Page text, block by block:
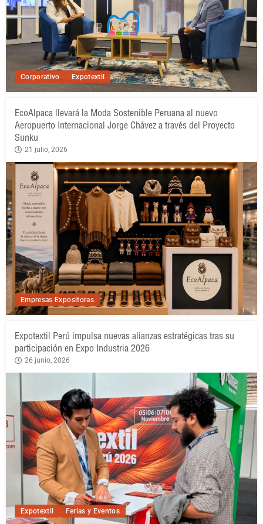
Corporativo Expotextil
Empresas Expositoras
EcoAlpaca llevará la Moda Sostenible Peruana al nuevo
Aeropuerto Internacional Jorge Chávez a través del Proyecto
Sunku
21 julio, 2026
Expotextil Ferias y Eventos
Expotextil Perú impulsa nuevas alianzas estratégicas tras su
participación en Expo Industria 2026
26 junio, 2026